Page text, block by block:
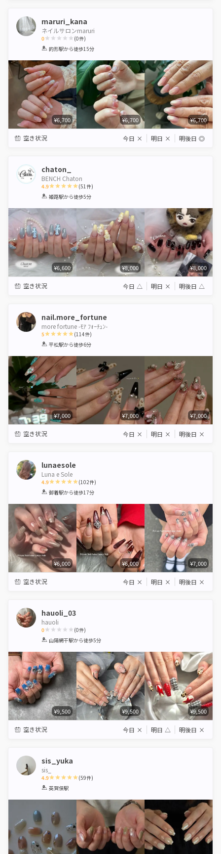
maruri_kana
ネイルサロンmaruri
0
1 2 3 4 5
(0件)
的形駅から徒歩15分
¥6,700 ¥6,700 ¥6,700
空き状況 今日 × 明日 × 明後日 ◎
chaton_
BENCH Chaton
4.9
1 2 3 4 5
(51件)
姫路駅から徒歩5分
¥6,600 ¥8,000 ¥8,000
空き状況 今日 △ 明日 × 明後日 △
nail.more_fortune
more fortune -ﾓｱ ﾌｫｰﾁｭﾝ-
5
1 2 3 4 5
(114件)
平松駅から徒歩6分
¥7,000 ¥7,000 ¥7,000
空き状況 今日 × 明日 × 明後日 ×
lunaesole
Luna e Sole
4.9
1 2 3 4 5
(102件)
御着駅から徒歩17分
¥6,000 ¥6,000 ¥7,000
空き状況 今日 × 明日 × 明後日 ×
hauoli_03
hauoli
0
1 2 3 4 5
(0件)
山陽網干駅から徒歩5分
¥9,500 ¥9,500 ¥9,500
空き状況 今日 × 明日 △ 明後日 ×
sis_yuka
sis_
4.9
1 2 3 4
(59件)
英賀保駅